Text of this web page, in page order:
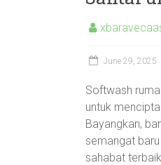
June 29, 2025
Softwash
untuk
Bayangkan,
semangat
sahabat